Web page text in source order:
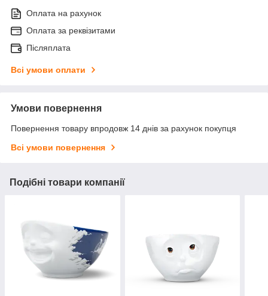
Оплата на рахунок
Оплата за реквізитами
Післяплата
Всі умови оплати
Умови повернення
Повернення товару впродовж 14 днів за рахунок покупця
Всі умови повернення
Подібні товари компанії